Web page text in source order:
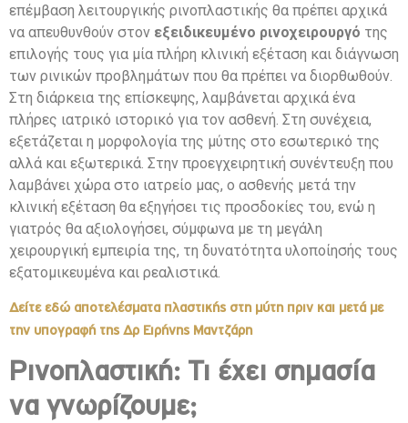
επέμβαση λειτουργικής ρινοπλαστικής θα πρέπει αρχικά
να απευθυνθούν στον εξειδικευμένο ρινοχειρουργό της
επιλογής τους για μία πλήρη κλινική εξέταση και διάγνωση
των ρινικών προβλημάτων που θα πρέπει να διορθωθούν.
Στη διάρκεια της επίσκεψης, λαμβάνεται αρχικά ένα
πλήρες ιατρικό ιστορικό για τον ασθενή. Στη συνέχεια,
εξετάζεται η μορφολογία της μύτης στο εσωτερικό της
αλλά και εξωτερικά. Στην προεγχειρητική συνέντευξη που
λαμβάνει χώρα στο ιατρείο μας, ο ασθενής μετά την
κλινική εξέταση θα εξηγήσει τις προσδοκίες του, ενώ η
γιατρός θα αξιολογήσει, σύμφωνα με τη μεγάλη
χειρουργική εμπειρία της, τη δυνατότητα υλοποίησής τους
εξατομικευμένα και ρεαλιστικά.
Δείτε εδώ αποτελέσματα πλαστικής στη μύτη πριν και μετά με
την υπογραφή της Δρ Ειρήνης Μαντζάρη
Ρινοπλαστική: Τι έχει σημασία
να γνωρίζουμε;